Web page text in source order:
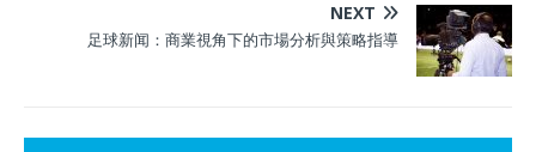
NEXT
足球新闻：商業視角下的市場分析與策略指導